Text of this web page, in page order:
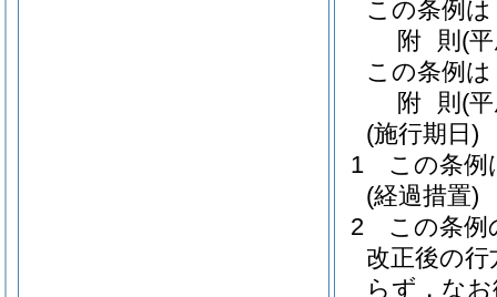
この条例
附 則 (
この条例
附 則 (
(施行期日)
1
この条例
(経過措置)
2
この条例
改正後の
らず，な